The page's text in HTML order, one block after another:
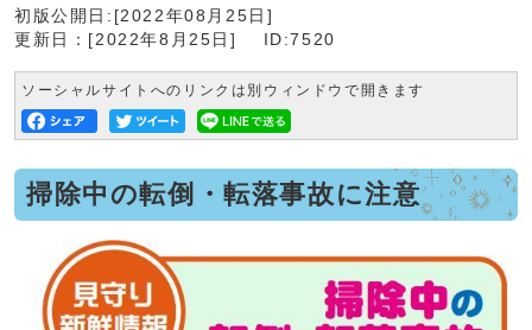
初版公開日:[2022年08月25日]
更新日：[2022年8月25日]
ID:7520
ソーシャルサイトへのリンクは別ウィンドウで開きます
掃除中の転倒・転落事故に注意